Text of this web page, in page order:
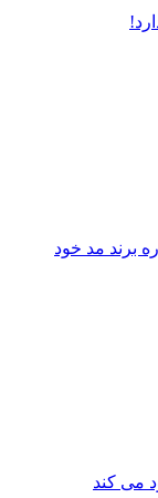
برند مد خود
می‌ کند